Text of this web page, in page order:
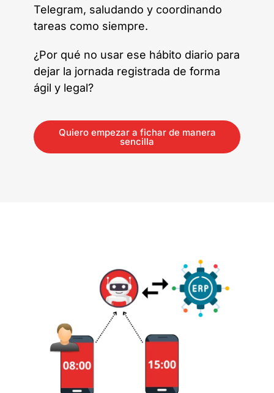
Telegram, saludando y coordinando
tareas como siempre.
¿Por qué no usar ese hábito diario para
dejar la jornada registrada de forma
ágil y legal?
Quiero empezar a fichar de manera
sencilla